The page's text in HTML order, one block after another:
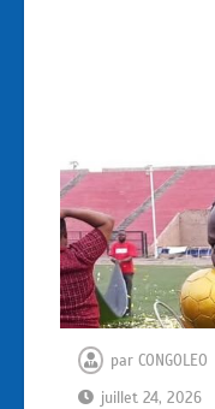
par CONGOLEO
juillet 24, 2026